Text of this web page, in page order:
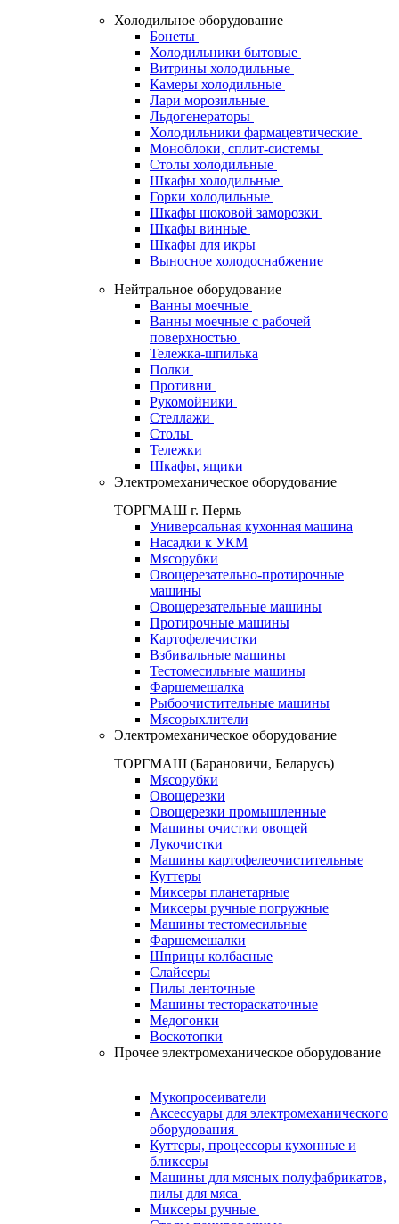
Холодильное оборудование
Бонеты
Холодильники бытовые
Витрины холодильные
Камеры холодильные
Лари морозильные
Льдогенераторы
Холодильники фармацевтические
Моноблоки, сплит-системы
Столы холодильные
Шкафы холодильные
Горки холодильные
Шкафы шоковой заморозки
Шкафы винные
Шкафы для икры
Выносное холодоснабжение
Нейтральное оборудование
Ванны моечные
Ванны моечные с рабочей
поверхностью
Тележка-шпилька
Полки
Противни
Рукомойники
Стеллажи
Столы
Тележки
Шкафы, ящики
Электромеханическое оборудование
ТОРГМАШ г. Пермь
Универсальная кухонная машина
Насадки к УКМ
Мясорубки
Овощерезательно-протирочные
машины
Овощерезательные машины
Протирочные машины
Картофелечистки
Взбивальные машины
Тестомесильные машины
Фаршемешалка
Рыбоочистительные машины
Мясорыхлители
Электромеханическое оборудование
ТОРГМАШ (Барановичи, Беларусь)
Мясорубки
Овощерезки
Овощерезки промышленные
Машины очистки овощей
Лукочистки
Машины картофелеочистительные
Куттеры
Миксеры планетарные
Миксеры ручные погружные
Машины тестомесильные
Фаршемешалки
Шприцы колбасные
Слайсеры
Пилы ленточные
Машины тестораскаточные
Медогонки
Воскотопки
Прочее электромеханическое оборудование
Мукопросеиватели
Аксессуары для электромеханического
оборудования
Куттеры, процессоры кухонные и
бликсеры
Машины для мясных полуфабрикатов,
пилы для мяса
Миксеры ручные